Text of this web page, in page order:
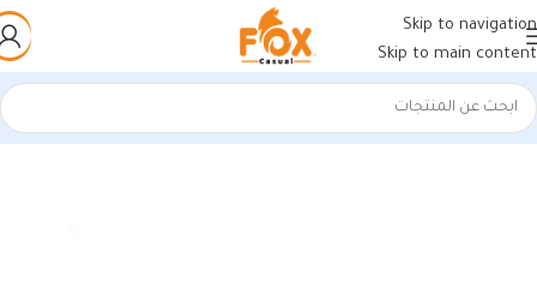
Skip to navigation
Skip to main content
الرئيسية/أحذية رجالي/كوتشي رجالي